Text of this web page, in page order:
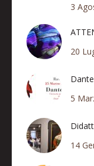
3
20
5
14